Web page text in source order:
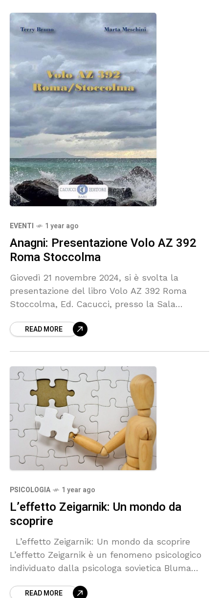
EVENTI 1 year ago
Anagni: Presentazione Volo AZ 392
Roma Stoccolma
Giovedì 21 novembre 2024, si è svolta la
presentazione del libro Volo AZ 392 Roma
Stoccolma, Ed. Cacucci, presso la Sala
Anagni. Una serata
READ MORE
PSICOLOGIA 1 year ago
L’effetto Zeigarnik: Un mondo da
scoprire
L’effetto Zeigarnik: Un mondo da scoprire
L’effetto Zeigarnik è un fenomeno psicologico
individuato dalla psicologa sovietica Bluma
tendenza delle persone a
READ MORE